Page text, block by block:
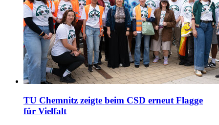
TU Chemnitz zeigte beim CSD erneut Flagge
für Vielfalt